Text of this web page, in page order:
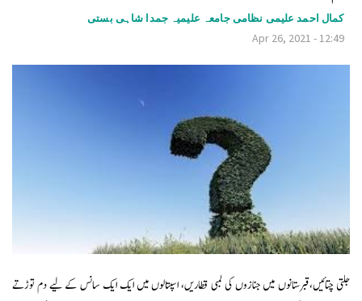
g
کمال احمد علیمی نظامی جامعہ علیمیہ جمدا شاہی بستی
Apr 26, 2021 - 12:49
جلتی چتائیں،قبرستانوں میں جنازوں کی لمبی قطاریں، اسپتالوں میں ایک ایک سانس کے لیے دم توڑتے